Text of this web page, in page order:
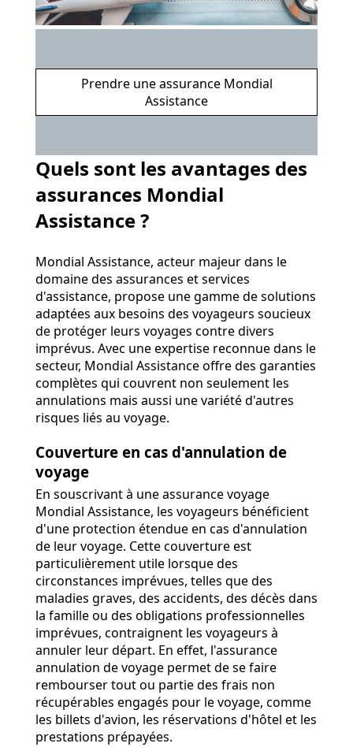
Prendre une assurance Mondial
Assistance
Quels sont les avantages des
assurances Mondial
Assistance ?
Mondial Assistance, acteur majeur dans le
domaine des assurances et services
d'assistance, propose une gamme de solutions
adaptées aux besoins des voyageurs soucieux
de protéger leurs voyages contre divers
imprévus. Avec une expertise reconnue dans le
secteur, Mondial Assistance offre des garanties
complètes qui couvrent non seulement les
annulations mais aussi une variété d'autres
risques liés au voyage.
Couverture en cas d'annulation de
voyage
En souscrivant à une assurance voyage
Mondial Assistance, les voyageurs bénéficient
d'une protection étendue en cas d'annulation
de leur voyage. Cette couverture est
particulièrement utile lorsque des
circonstances imprévues, telles que des
maladies graves, des accidents, des décès dans
la famille ou des obligations professionnelles
imprévues, contraignent les voyageurs à
annuler leur départ. En effet, l'assurance
annulation de voyage permet de se faire
rembourser tout ou partie des frais non
récupérables engagés pour le voyage, comme
les billets d'avion, les réservations d'hôtel et les
prestations prépayées.